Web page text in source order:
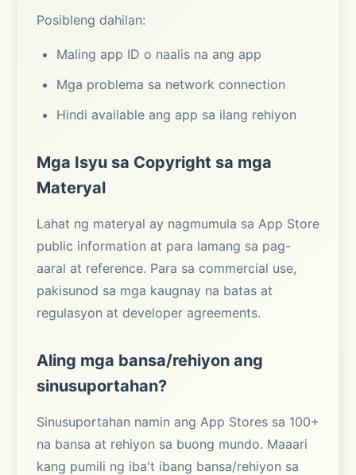
Posibleng dahilan:
Maling app ID o naalis na ang app
Mga problema sa network connection
Hindi available ang app sa ilang rehiyon
Mga Isyu sa Copyright sa mga
Materyal
Lahat ng materyal ay nagmumula sa App Store
public information at para lamang sa pag-
aaral at reference. Para sa commercial use,
pakisunod sa mga kaugnay na batas at
regulasyon at developer agreements.
Aling mga bansa/rehiyon ang
sinusuportahan?
Sinusuportahan namin ang App Stores sa 100+
na bansa at rehiyon sa buong mundo. Maaari
kang pumili ng iba't ibang bansa/rehiyon sa